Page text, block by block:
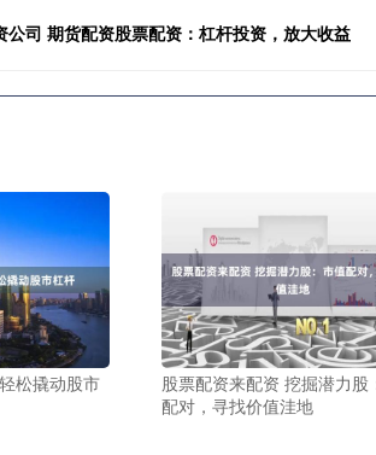
公司 期货配资股票配资：杠杆投资，放大收益
松撬动股市
股票配资来配资 挖掘潜力股
配对，寻找价值洼地